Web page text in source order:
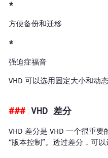
方便备份和迁移
强迫症福音
VHD 可以选用固定大小和动态
VHD 差分
VHD 差分是 VHD 一个很重
“版本控制”。透过差分，可以